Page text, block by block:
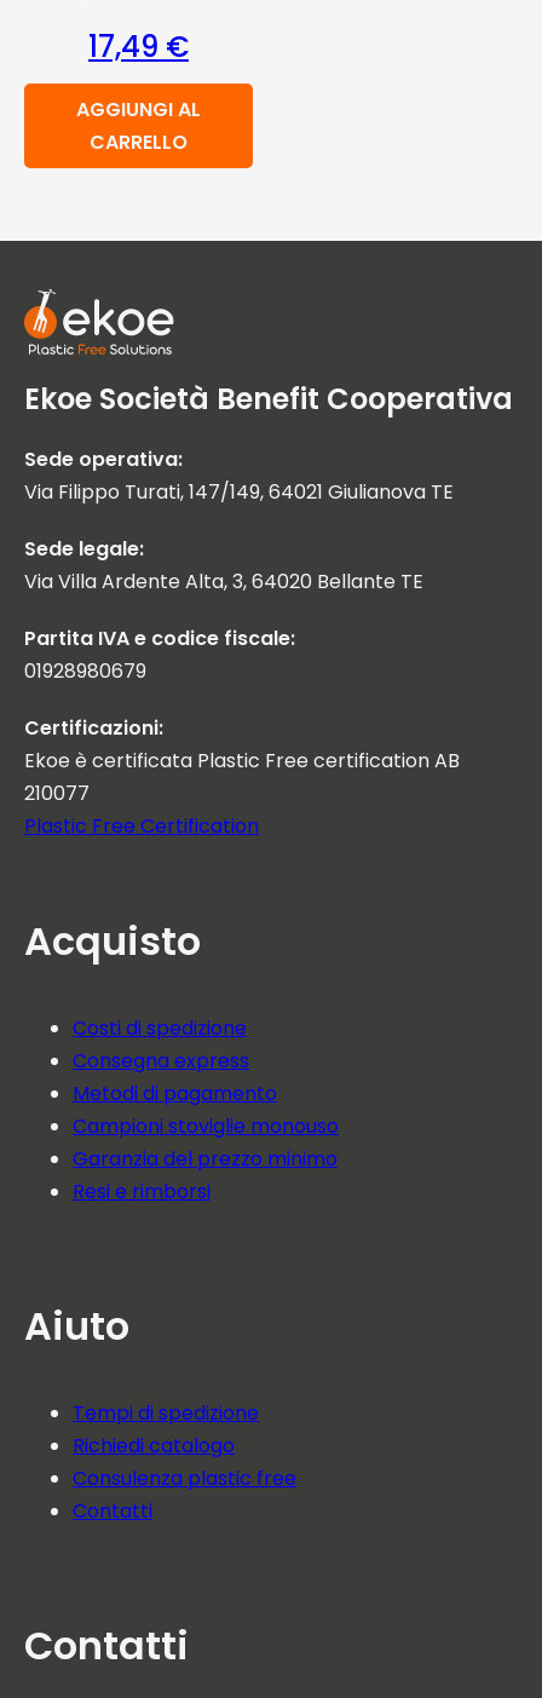
17,49 €
AGGIUNGI AL
CARRELLO
Ekoe Società Benefit Cooperativa
Sede operativa:
Via Filippo Turati, 147/149, 64021 Giulianova TE
Sede legale:
Via Villa Ardente Alta, 3, 64020 Bellante TE
Partita IVA e codice fiscale:
01928980679
Certificazioni:
Ekoe è certificata Plastic Free certification AB
210077
Plastic Free Certification
Acquisto
Costi di spedizione
Consegna express
Metodi di pagamento
Campioni stoviglie monouso
Garanzia del prezzo minimo
Resi e rimborsi
Aiuto
Tempi di spedizione
Richiedi catalogo
Consulenza plastic free
Contatti
Contatti